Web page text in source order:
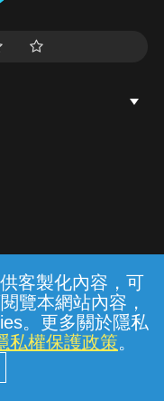
客製化內容，可
覽本網站內容，
。更多關於隱私
私權保護政策。
條款 隱私權保護
家庭分公司
© 2026